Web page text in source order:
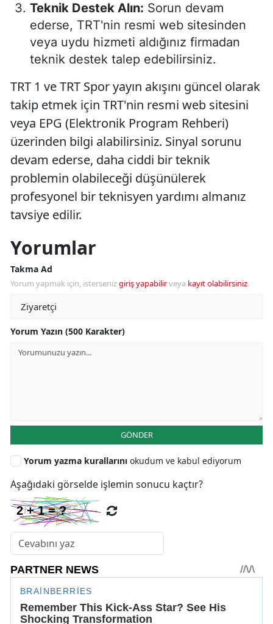
Teknik Destek Alın: Sorun devam
ederse, TRT'nin resmi web sitesinden
veya uydu hizmeti aldığınız firmadan
teknik destek talep edebilirsiniz.
TRT 1 ve TRT Spor yayın akışını güncel olarak
takip etmek için TRT'nin resmi web sitesini
veya EPG (Elektronik Program Rehberi)
üzerinden bilgi alabilirsiniz. Sinyal sorunu
devam ederse, daha ciddi bir teknik
problemin olabileceği düşünülerek
profesyonel bir teknisyen yardımı almanız
tavsiye edilir.
Yorumlar
Takma Ad
Yorum yapmak için, istersenizgiriş yapabilirveya kayıt olabilirsiniz.
Yorum Yazın (500 Karakter)
GÖNDER
Yorum yazma kurallarını okudum ve kabul ediyorum
Aşağıdaki görselde işlemin sonucu kaçtır?